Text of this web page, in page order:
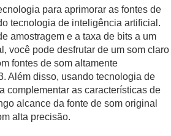
de cancelamento de ruído e
ambiente ( Controle som
enquanto usa os fones de
para bate-papo
funções de cancelamento de
com as condições de uso e a
(Otimizador cancelam.
de som
para aprimorar as fontes de
tecnologia de inteligência artificial.
amostragem e a taxa de bits a um
você pode desfrutar de um som claro
fontes de som altamente
. Além disso, usando tecnologia de
complementar as características de
alcance da fonte de som original
alta precisão.